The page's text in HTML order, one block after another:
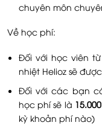
chuyên môn
Về học phí:
Đối với học viên
nhiệt Helioz sẽ
Đối với các bạn
học phí sẽ là
kỳ khoản phí nào)